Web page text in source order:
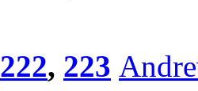
222, 223